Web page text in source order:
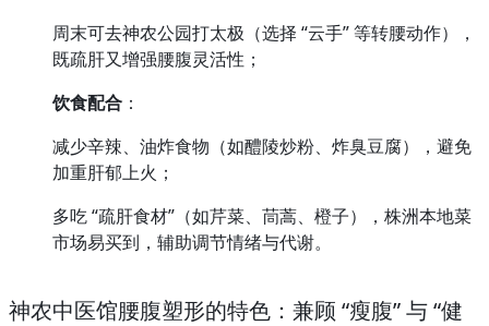
周末可去神农公园打太极（选择 “云手” 等转腰动作），
既疏肝又增强腰腹灵活性；
饮食配合 ：
减少辛辣、油炸食物（如醴陵炒粉、炸臭豆腐），避免
加重肝郁上火；
多吃 “疏肝食材”（如芹菜、茼蒿、橙子），株洲本地菜
市场易买到，辅助调节情绪与代谢。
神农中医馆腰腹塑形的特色：兼顾 “瘦腹” 与 “健